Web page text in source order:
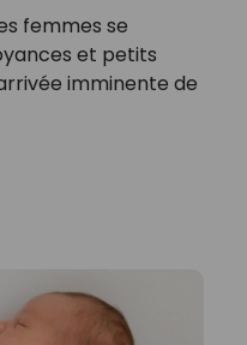
femmes se
et petits
imminente de